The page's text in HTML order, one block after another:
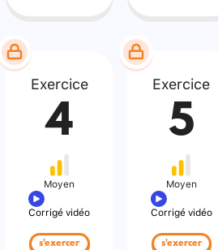
Exercice
4
Moyen
Corrigé vidéo
s'exercer
Exercice
5
Moyen
Corrigé vidéo
s'exercer